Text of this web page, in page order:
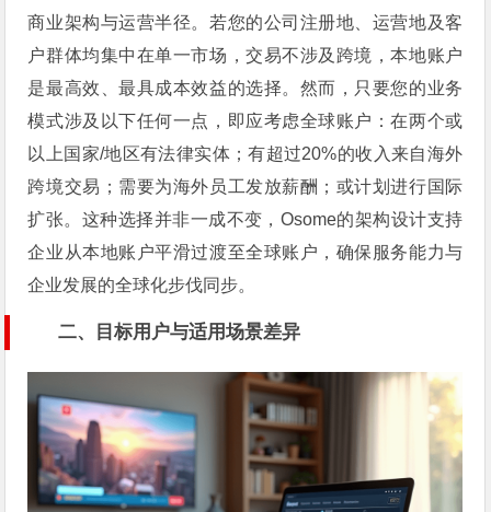
商业架构与运营半径。若您的公司注册地、运营地及客
户群体均集中在单一市场，交易不涉及跨境，本地账户
是最高效、最具成本效益的选择。然而，只要您的业务
模式涉及以下任何一点，即应考虑全球账户：在两个或
以上国家/地区有法律实体；有超过20%的收入来自海外
跨境交易；需要为海外员工发放薪酬；或计划进行国际
扩张。这种选择并非一成不变，Osome的架构设计支持
企业从本地账户平滑过渡至全球账户，确保服务能力与
企业发展的全球化步伐同步。
二、目标用户与适用场景差异